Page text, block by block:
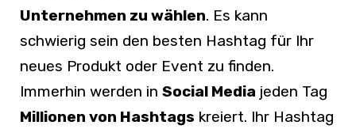
Unternehmen zu wählen. Es kann
schwierig sein den besten Hashtag für Ihr
neues Produkt oder Event zu finden.
Immerhin werden in Social Media jeden Tag
Millionen von Hashtags kreiert. Ihr Hashtag